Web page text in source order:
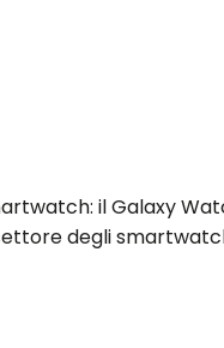
il Galaxy
degli